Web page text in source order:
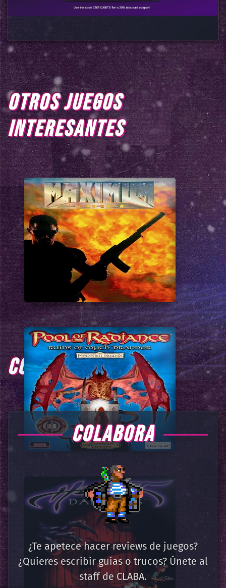
OTROS JUEGOS
INTERESANTES
COMENTARIOS
COLABORA
¿Te apetece hacer reviews de juegos?
¿Quieres escribir guias o trucos? Únete al
staff de CLABA.